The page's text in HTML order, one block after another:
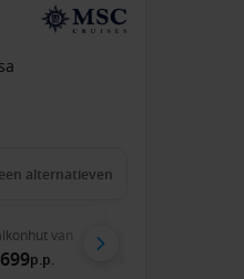
alternatieven
van
p.p.